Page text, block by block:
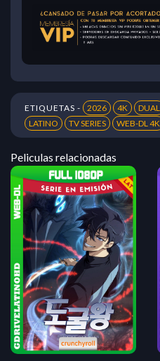
ETIQUETAS - 2026 4K DUAL
LATINO
TV SERIES WEB-DL 4K
Peliculas relacionadas